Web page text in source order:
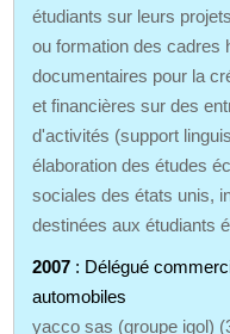
étudiants sur leurs
ou formation des cadres
documentaires pour la
et financières sur des
d'activités (support
élaboration des études
sociales des états unis,
destinées aux étudiants
2007 : Délégué
automobiles
yacco sas (groupe igol)